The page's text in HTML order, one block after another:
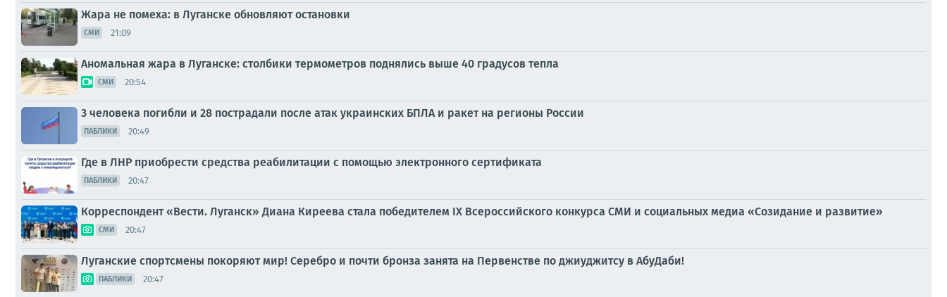
Жара не помеха: в Луганске обновляют остановки
СМИ 21:09
Аномальная жара в Луганске: столбики термометров поднялись выше 40 градусов тепла
СМИ 20:54
3 человека погибли и 28 пострадали после атак украинских БПЛА и ракет на регионы России
ПАБЛИКИ 20:49
Где в ЛНР приобрести средства реабилитации с помощью электронного сертификата
ПАБЛИКИ 20:47
Корреспондент «Вести. Луганск» Диана Киреева стала победителем IX Всероссийского конкурса СМИ и социальных медиа «Созидание и развитие»
СМИ 20:47
Луганские спортсмены покоряют мир! Серебро и почти бронза занята на Первенстве по джиуджитсу в АбуДаби!
ПАБЛИКИ 20:47